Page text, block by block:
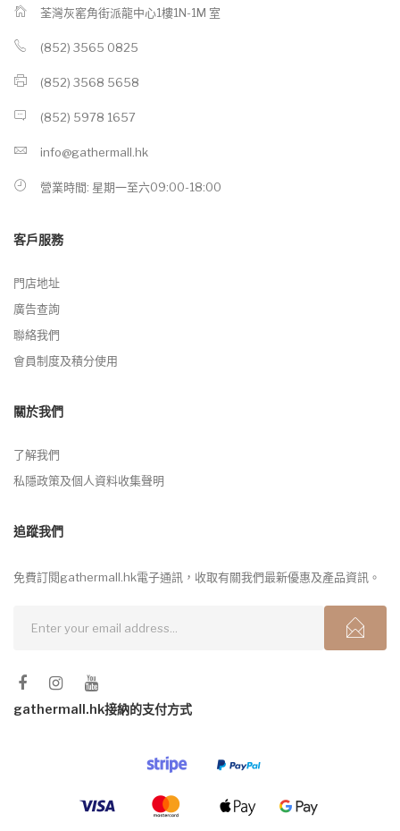
荃灣灰窰角街派龍中心1樓1N-1M 室
(852) 3565 0825
(852) 3568 5658
(852) 5978 1657
info@gathermall.hk
營業時間: 星期一至六09:00-18:00
客戶服務
門店地址
廣告查詢
聯絡我們
會員制度及積分使用
關於我們
了解我們
私隱政策及個人資料收集聲明
追蹤我們
免費訂閱gathermall.hk電子通訊，收取有關我們最新優惠及產品資訊。
gathermall.hk接納的支付方式